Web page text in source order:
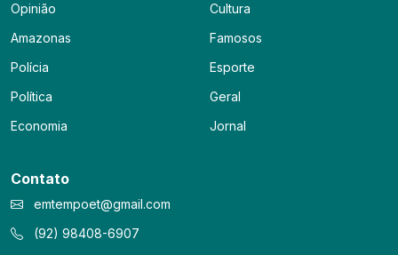
Opinião
Amazonas
Polícia
Política
Economia
Cultura
Famosos
Esporte
Geral
Jornal
Contato
emtempoet@gmail.com
(92) 98408-6907